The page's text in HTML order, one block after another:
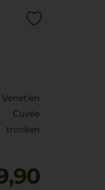
Venetien
Cuvée
trocken